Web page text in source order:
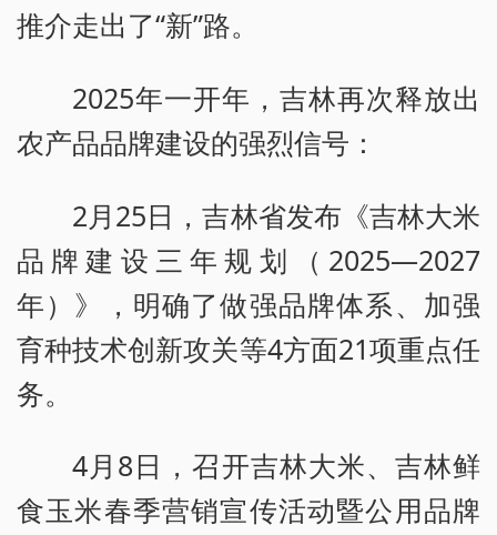
推介走出了“新”路。
2025年一开年，吉林再次释放出
农产品品牌建设的强烈信号：
2月25日，吉林省发布《吉林大米
品牌建设三年规划（2025—2027
年）》，明确了做强品牌体系、加强
育种技术创新攻关等4方面21项重点任
务。
4月8日，召开吉林大米、吉林鲜
食玉米春季营销宣传活动暨公用品牌